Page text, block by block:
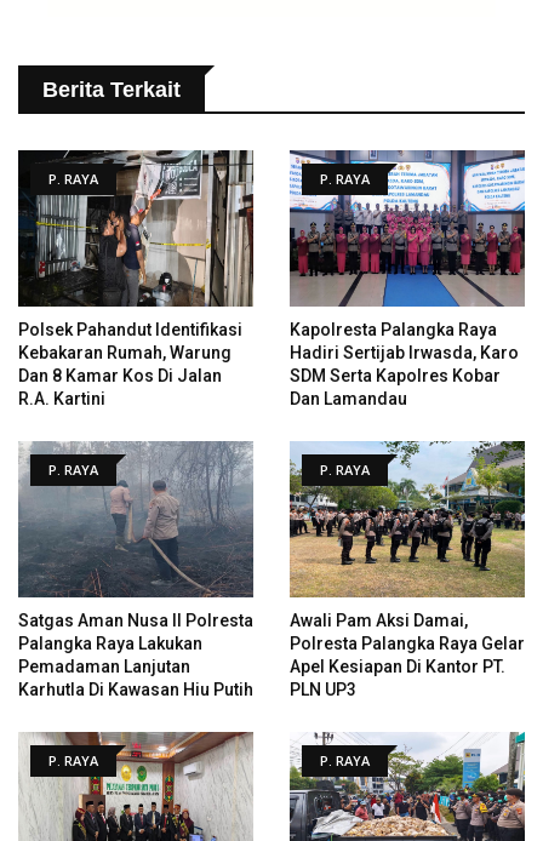
Berita Terkait
P. RAYA
Polsek Pahandut Identifikasi
Kebakaran Rumah, Warung
Dan 8 Kamar Kos Di Jalan
R.A. Kartini
P. RAYA
Kapolresta Palangka Raya
Hadiri Sertijab Irwasda, Karo
SDM Serta Kapolres Kobar
Dan Lamandau
P. RAYA
Satgas Aman Nusa II Polresta
Palangka Raya Lakukan
Pemadaman Lanjutan
Karhutla Di Kawasan Hiu Putih
P. RAYA
Awali Pam Aksi Damai,
Polresta Palangka Raya Gelar
Apel Kesiapan Di Kantor PT.
PLN UP3
P. RAYA P. RAYA